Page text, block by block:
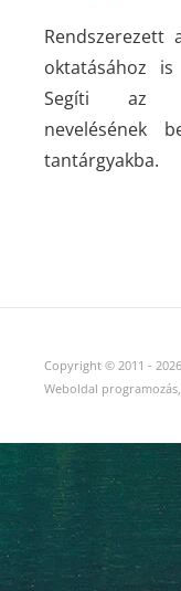
Rendszerezett
oktatásához
Segíti az
nevelésének
tantárgyakba.
Copyright © 2011 -
Weboldal